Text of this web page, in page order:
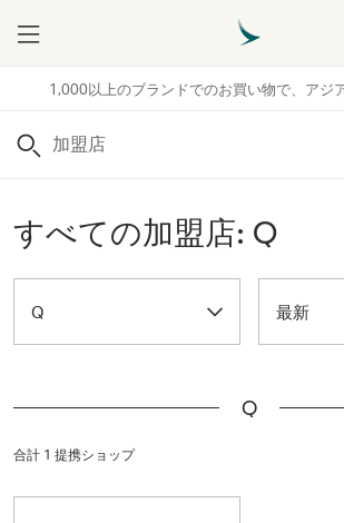
1,000以上のブランドでのお買い物で、アジ
Menu
検索
すべての加盟店: Q
Q 最新
Q
合計 1 提携ショップ